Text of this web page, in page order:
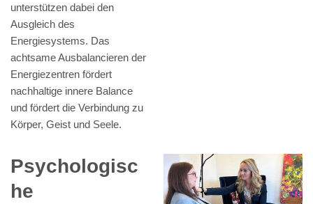
unterstützen dabei den
Ausgleich des
Energiesystems. Das
achtsame Ausbalancieren der
Energiezentren fördert
nachhaltige innere Balance
und fördert die Verbindung zu
Körper, Geist und Seele.
Psychologisc
he